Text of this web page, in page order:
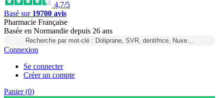
4,7/5
Basé sur 19700 avis
Pharmacie Française
Basée en Normandie depuis 26 ans
Recherche par mot-clé : Doliprane, SVR, dentifrice, Nuxe…
Connexion
Se connecter
Créer un compte
Panier (0)